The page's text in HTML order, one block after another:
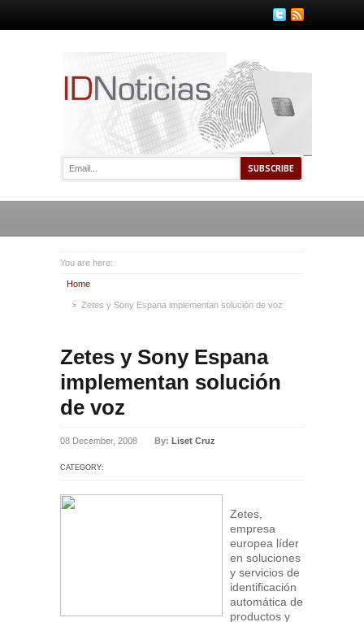
You are here:
Home
Zetes y Sony Espana implementan solución de voz
Zetes y Sony Espana
implementan solución
de voz
08 December, 2008 By: Liset Cruz
CATEGORY:
Zetes,
empresa
europea líder
en soluciones
y servicios de
identificación
automática de
productos y